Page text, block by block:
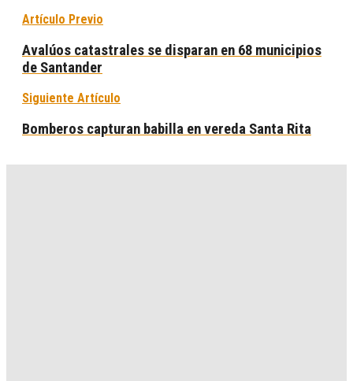
Artículo Previo
Avalúos catastrales se disparan en 68 municipios
de Santander
Siguiente Artículo
Bomberos capturan babilla en vereda Santa Rita